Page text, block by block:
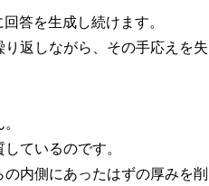
答を生成し続けます。
返しながら、その手応えを
ているのです。
内側にあったはずの厚みを